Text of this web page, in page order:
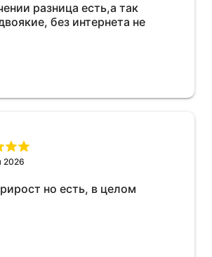
разница есть,а так
без интернета не
2026
но есть, в целом